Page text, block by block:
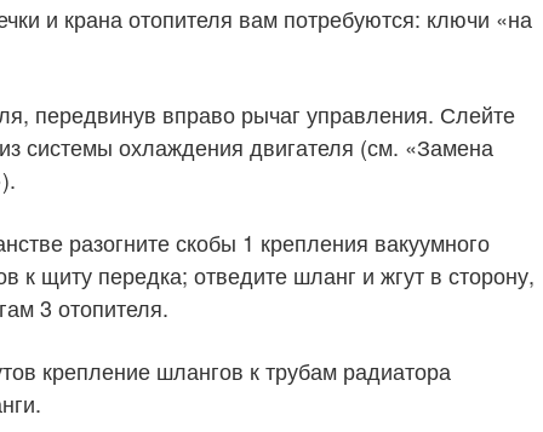
и крана отопителя вам потребуются: ключи «на
передвинув вправо рычаг управления. Слейте
системы охлаждения двигателя (см. «Замена
разогните скобы 1 крепления вакуумного
к щиту передка; отведите шланг и жгут в сторону,
3 отопителя.
крепление шлангов к трубам радиатора